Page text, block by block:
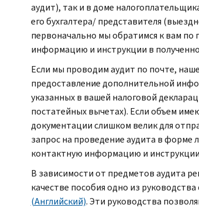
аудит), так и в доме
его бухгалтера/ представителя
первоначально мы обратимся к вам по
информацию и инструкции в
Если мы проводим аудит по почте,
предоставление дополнительной
указанных в вашей налоговой
постатейных вычетах). Если объем
документации слишком велик для
запрос на проведение аудита в форме
контактную информацию и
В зависимости от предметов аудита
качестве пособия одно из руководства
(Английский). Эти руководства